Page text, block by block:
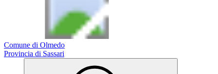
Comune di Olmedo
Provincia di Sassari